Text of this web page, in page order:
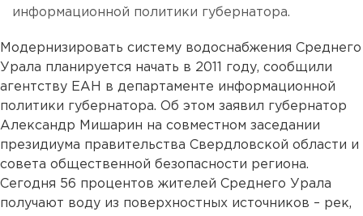
информационной политики губернатора.
Модернизировать систему водоснабжения Среднего
Урала планируется начать в 2011 году, сообщили
агентству ЕАН в департаменте информационной
политики губернатора. Об этом заявил губернатор
Александр Мишарин на совместном заседании
президиума правительства Свердловской области и
совета общественной безопасности региона.
Сегодня 56 процентов жителей Среднего Урала
получают воду из поверхностных источников – рек,